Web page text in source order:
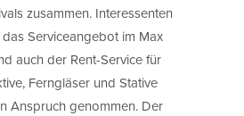
zusammen. Interessenten
Serviceangebot im Max
auch der Rent-Service für
Ferngläser und Stative
Anspruch genommen. Der